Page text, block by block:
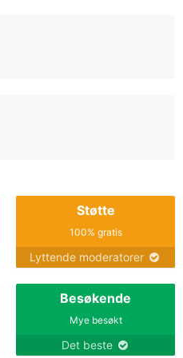
Støtte
100% gratis
Lyttende moderatorer
Besøkende
Mye besøkt
Det beste